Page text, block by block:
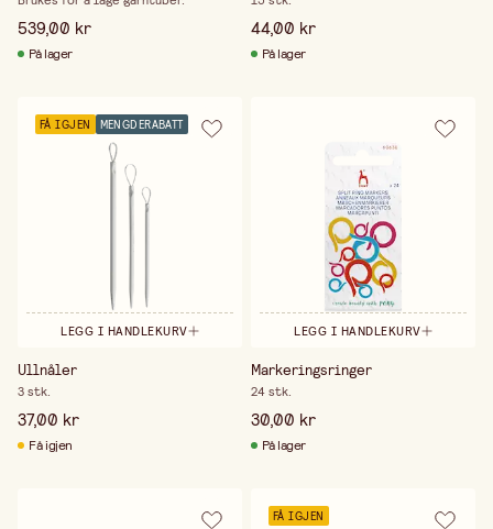
539,00 kr
På lager
44,00 kr
På lager
FÅ IGJEN MENGDERABATT
LEGG I HANDLEKURV
Ullnåler
3 stk.
37,00 kr
Få igjen
LEGG I HANDLEKURV
Markeringsringer
24 stk.
30,00 kr
På lager
FÅ IGJEN